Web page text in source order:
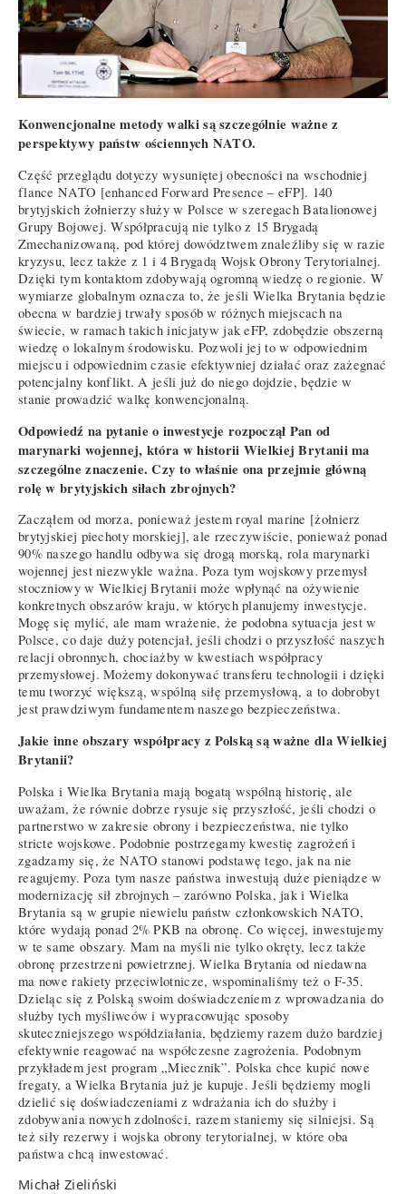
Konwencjonalne metody walki są szczególnie ważne z
perspektywy państw ościennych NATO.
Część przeglądu dotyczy wysuniętej obecności na wschodniej
flance NATO [enhanced Forward Presence – eFP]. 140
brytyjskich żołnierzy służy w Polsce w szeregach Batalionowej
Grupy Bojowej. Współpracują nie tylko z 15 Brygadą
Zmechanizowaną, pod której dowództwem znaleźliby się w razie
kryzysu, lecz także z 1 i 4 Brygadą Wojsk Obrony Terytorialnej.
Dzięki tym kontaktom zdobywają ogromną wiedzę o regionie. W
wymiarze globalnym oznacza to, że jeśli Wielka Brytania będzie
obecna w bardziej trwały sposób w różnych miejscach na
świecie, w ramach takich inicjatyw jak eFP, zdobędzie obszerną
wiedzę o lokalnym środowisku. Pozwoli jej to w odpowiednim
miejscu i odpowiednim czasie efektywniej działać oraz zażegnać
potencjalny konflikt. A jeśli już do niego dojdzie, będzie w
stanie prowadzić walkę konwencjonalną.
Odpowiedź na pytanie o inwestycje rozpoczął Pan od
marynarki wojennej, która w historii Wielkiej Brytanii ma
szczególne znaczenie. Czy to właśnie ona przejmie główną
rolę w brytyjskich siłach zbrojnych?
Zacząłem od morza, ponieważ jestem royal marine [żołnierz
brytyjskiej piechoty morskiej], ale rzeczywiście, ponieważ ponad
90% naszego handlu odbywa się drogą morską, rola marynarki
wojennej jest niezwykle ważna. Poza tym wojskowy przemysł
stoczniowy w Wielkiej Brytanii może wpłynąć na ożywienie
konkretnych obszarów kraju, w których planujemy inwestycje.
Mogę się mylić, ale mam wrażenie, że podobna sytuacja jest w
Polsce, co daje duży potencjał, jeśli chodzi o przyszłość naszych
relacji obronnych, chociażby w kwestiach współpracy
przemysłowej. Możemy dokonywać transferu technologii i dzięki
temu tworzyć większą, wspólną siłę przemysłową, a to dobrobyt
jest prawdziwym fundamentem naszego bezpieczeństwa.
Jakie inne obszary współpracy z Polską są ważne dla Wielkiej
Brytanii?
Polska i Wielka Brytania mają bogatą wspólną historię, ale
uważam, że równie dobrze rysuje się przyszłość, jeśli chodzi o
partnerstwo w zakresie obrony i bezpieczeństwa, nie tylko
stricte wojskowe. Podobnie postrzegamy kwestię zagrożeń i
zgadzamy się, że NATO stanowi podstawę tego, jak na nie
reagujemy. Poza tym nasze państwa inwestują duże pieniądze w
modernizację sił zbrojnych – zarówno Polska, jak i Wielka
Brytania są w grupie niewielu państw członkowskich NATO,
które wydają ponad 2% PKB na obronę. Co więcej, inwestujemy
w te same obszary. Mam na myśli nie tylko okręty, lecz także
obronę przestrzeni powietrznej. Wielka Brytania od niedawna
ma nowe rakiety przeciwlotnicze, wspominaliśmy też o F-35.
Dzieląc się z Polską swoim doświadczeniem z wprowadzania do
służby tych myśliwców i wypracowując sposoby
skuteczniejszego współdziałania, będziemy razem dużo bardziej
efektywnie reagować na współczesne zagrożenia. Podobnym
przykładem jest program „Miecznik”. Polska chce kupić nowe
fregaty, a Wielka Brytania już je kupuje. Jeśli będziemy mogli
dzielić się doświadczeniami z wdrażania ich do służby i
zdobywania nowych zdolności, razem staniemy się silniejsi. Są
też siły rezerwy i wojska obrony terytorialnej, w które oba
państwa chcą inwestować.
Michał Zieliński